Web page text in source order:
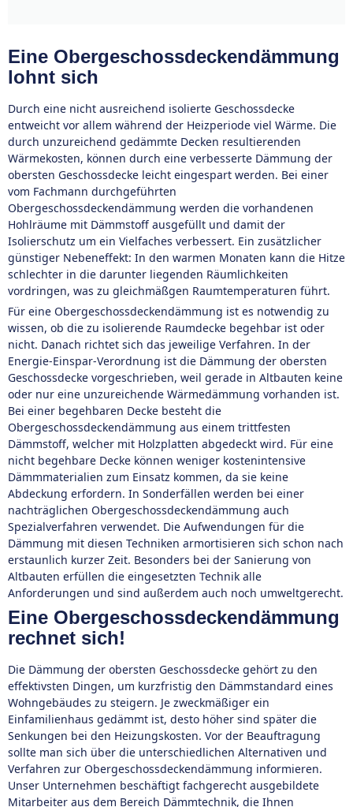
Eine Obergeschossdeckendämmung
lohnt sich
Durch eine nicht ausreichend isolierte Geschossdecke
entweicht vor allem während der Heizperiode viel Wärme. Die
durch unzureichend gedämmte Decken resultierenden
Wärmekosten, können durch eine verbesserte Dämmung der
obersten Geschossdecke leicht eingespart werden. Bei einer
vom Fachmann durchgeführten
Obergeschossdeckendämmung werden die vorhandenen
Hohlräume mit Dämmstoff ausgefüllt und damit der
Isolierschutz um ein Vielfaches verbessert. Ein zusätzlicher
günstiger Nebeneffekt: In den warmen Monaten kann die Hitze
schlechter in die darunter liegenden Räumlichkeiten
vordringen, was zu gleichmäßgen Raumtemperaturen führt.
Für eine Obergeschossdeckendämmung ist es notwendig zu
wissen, ob die zu isolierende Raumdecke begehbar ist oder
nicht. Danach richtet sich das jeweilige Verfahren. In der
Energie-Einspar-Verordnung ist die Dämmung der obersten
Geschossdecke vorgeschrieben, weil gerade in Altbauten keine
oder nur eine unzureichende Wärmedämmung vorhanden ist.
Bei einer begehbaren Decke besteht die
Obergeschossdeckendämmung aus einem trittfesten
Dämmstoff, welcher mit Holzplatten abgedeckt wird. Für eine
nicht begehbare Decke können weniger kostenintensive
Dämmmaterialien zum Einsatz kommen, da sie keine
Abdeckung erfordern. In Sonderfällen werden bei einer
nachträglichen Obergeschossdeckendämmung auch
Spezialverfahren verwendet. Die Aufwendungen für die
Dämmung mit diesen Techniken armortisieren sich schon nach
erstaunlich kurzer Zeit. Besonders bei der Sanierung von
Altbauten erfüllen die eingesetzten Technik alle
Anforderungen und sind außerdem auch noch umweltgerecht.
Eine Obergeschossdeckendämmung
rechnet sich!
Die Dämmung der obersten Geschossdecke gehört zu den
effektivsten Dingen, um kurzfristig den Dämmstandard eines
Wohngebäudes zu steigern. Je zweckmäßiger ein
Einfamilienhaus gedämmt ist, desto höher sind später die
Senkungen bei den Heizungskosten. Vor der Beauftragung
sollte man sich über die unterschiedlichen Alternativen und
Verfahren zur Obergeschossdeckendämmung informieren.
Unser Unternehmen beschäftigt fachgerecht ausgebildete
Mitarbeiter aus dem Bereich Dämmtechnik, die Ihnen